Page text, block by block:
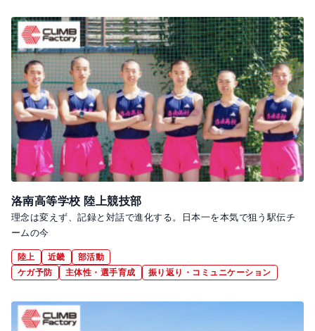
洛南高等学校 陸上競技部
理念は変えず、記録と対話で進化する。日本一を本気で狙う駅伝チ
ームの今
陸上 近畿
部活動
ケガ予防
主体性・選手育成 振り返り・コミュニケーション